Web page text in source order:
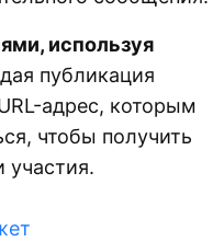
используя
публикация
адрес, которым
чтобы получить
участия.